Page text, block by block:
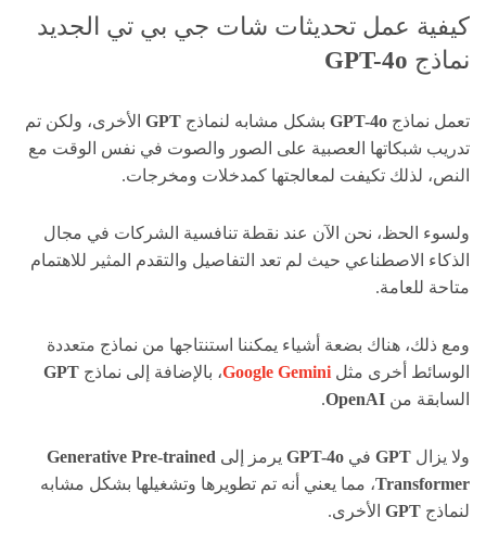
كيفية عمل تحديثات شات جي بي تي الجديد
نماذج
تعمل نماذج بشكل مشابه لنماذج
الأخرى، ولكن تم
تدريب شبكاتها العصبية على الصور والصوت في نفس الوقت مع
النص، لذلك تكيفت لمعالجتها كمدخلات ومخرجات.
ولسوء الحظ، نحن الآن عند نقطة تنافسية الشركات في مجال
الذكاء الاصطناعي حيث لم تعد التفاصيل والتقدم المثير للاهتمام
متاحة للعامة.
ومع ذلك، هناك بضعة أشياء يمكننا استنتاجها من نماذج متعددة
الوسائط أخرى مثل Google Gemini، بالإضافة إلى نماذج GPT
السابقة من OpenAI
.
ولا يزال GPT في GPT-4o يرمز إلى Generative Pre-trained
Transformer، مما يعني أنه تم تطويرها وتشغيلها بشكل مشابه
لنماذج GPT الأخرى.